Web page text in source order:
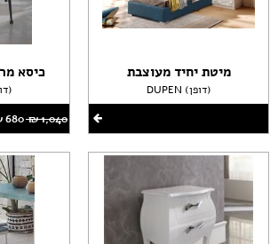
מיטת יחיד מעוצבת
DUPEN (דופן)
כיסא
DUPEN (דופן)
1,040 ‏₪
680 ‏₪